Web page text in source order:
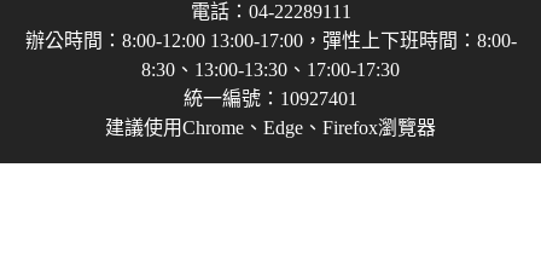
電話：04-22289111
辦公時間：8:00-12:00 13:00-17:00，彈性上下班時間：8:00-
8:30、13:00-13:30、17:00-17:30
統一編號：10927401
建議使用Chrome、Edge、Firefox瀏覽器